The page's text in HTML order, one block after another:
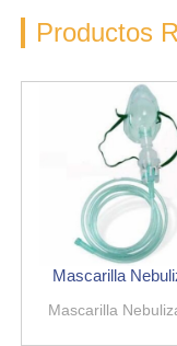
Productos
Mascarilla
Mascarilla